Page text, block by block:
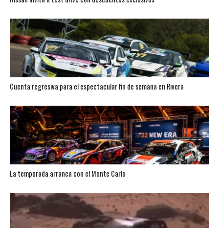
Cuenta regresiva para el espectacular fin de semana en Rivera
La temporada arranca con el Monte Carlo